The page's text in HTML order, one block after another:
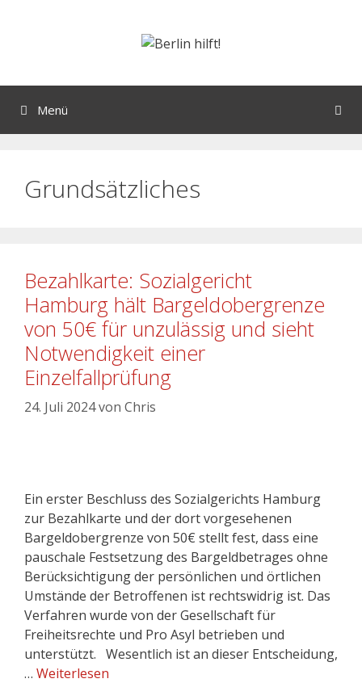
Menü
Grundsätzliches
Bezahlkarte: Sozialgericht
Hamburg hält Bargeldobergrenze
von 50€ für unzulässig und sieht
Notwendigkeit einer
Einzelfallprüfung
24. Juli 2024von Chris
Ein erster Beschluss des Sozialgerichts Hamburg
zur Bezahlkarte und der dort vorgesehenen
Bargeldobergrenze von 50€ stellt fest, dass eine
pauschale Festsetzung des Bargeldbetrages ohne
Berücksichtigung der persönlichen und örtlichen
Umstände der Betroffenen ist rechtswidrig ist. Das
Verfahren wurde von der Gesellschaft für
Freiheitsrechte und Pro Asyl betrieben und
unterstützt. Wesentlich ist an dieser Entscheidung,
… Weiterlesen